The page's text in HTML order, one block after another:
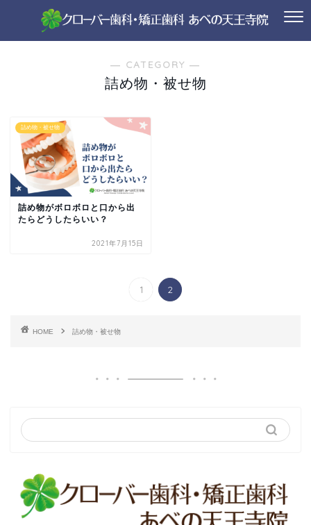
― CATEGORY ―
詰め物・被せ物
詰め物・被せ物
詰め物がボロボロと口から出
たらどうしたらいい？
2021年7月15日
1 2
HOME 詰め物・被せ物